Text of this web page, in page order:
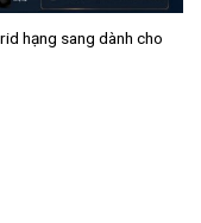
hạng sang dành cho